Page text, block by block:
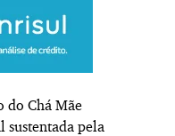
do Chá Mãe
sustentada pela